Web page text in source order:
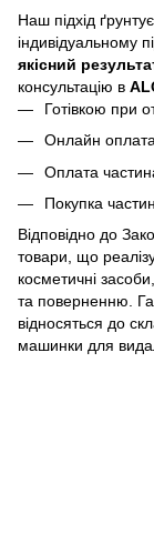
Наш підхід
індивідуальному
якісний
консультацію в
Готівкою при
Онлайн
Оплата
Покупка
Відповідно до
товари, що
косметичні
та поверненню.
відносяться до
машинки для